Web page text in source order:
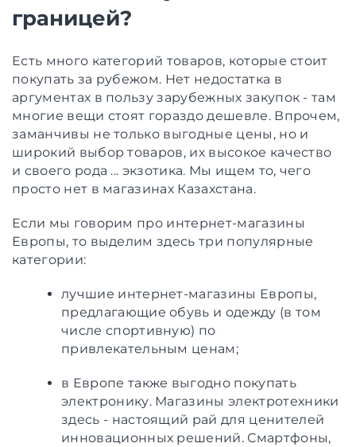
границей?
Есть много категорий товаров, которые стоит
покупать за рубежом. Нет недостатка в
аргументах в пользу зарубежных закупок - там
многие вещи стоят гораздо дешевле. Впрочем,
заманчивы не только выгодные цены, но и
широкий выбор товаров, их высокое качество
и своего рода ... экзотика. Мы ищем то, чего
просто нет в магазинах Казахстана.
Если мы говорим про интернет-магазины
Европы, то выделим здесь три популярные
категории:
лучшие интернет-магазины Европы,
предлагающие обувь и одежду (в том
числе спортивную) по
привлекательным ценам;
в Европе также выгодно покупать
электронику. Магазины электротехники
здесь - настоящий рай для ценителей
инновационных решений. Смартфоны,